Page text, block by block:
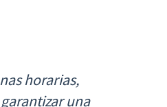
horarias,
una